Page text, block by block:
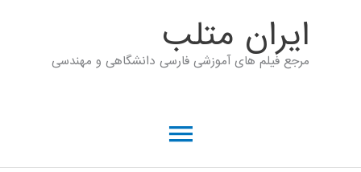
ايران متلب
مرجع فیلم های آموزشی فارسی دانشگاهی و مهندسی
فهرست